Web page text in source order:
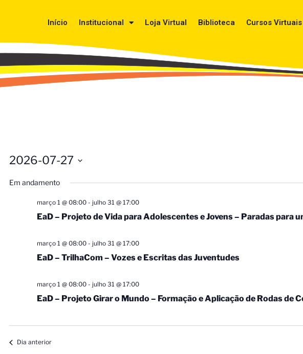
Início Institucional Loja Virtual Biblioteca Cursos Virtuais
2026-07-27
a
Em andamento
março 1 @ 08:00- julho 31 @ 17:00
EaD – Projeto de Vida para Adolescentes e Jovens – Paradas para
março 1 @ 08:00- julho 31 @ 17:00
EaD – TrilhaCom – Vozes e Escritas das Juventudes
março 1 @ 08:00- julho 31 @ 17:00
EaD – Projeto Girar o Mundo – Formação e Aplicação de Rodas de
Dia anterior